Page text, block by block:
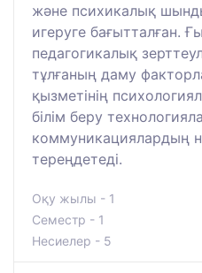
және психикалық
игеруге бағытталған.
педагогикалық
тұлғаның даму
қызметінің
білім беру
коммуникациялардың
тереңдетеді.
Оқу жылы - 1
Семестр - 1
Несиелер - 5